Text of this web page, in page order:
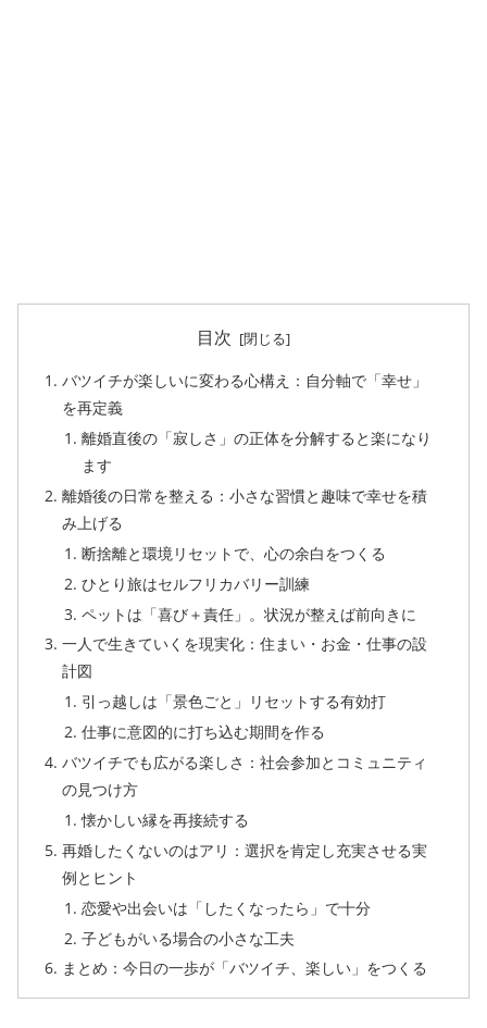
目次
バツイチが楽しいに変わる心構え：自分軸で「幸せ」
を再定義
離婚直後の「寂しさ」の正体を分解すると楽になり
ます
離婚後の日常を整える：小さな習慣と趣味で幸せを積
み上げる
断捨離と環境リセットで、心の余白をつくる
ひとり旅はセルフリカバリー訓練
ペットは「喜び＋責任」。状況が整えば前向きに
一人で生きていくを現実化：住まい・お金・仕事の設
計図
引っ越しは「景色ごと」リセットする有効打
仕事に意図的に打ち込む期間を作る
バツイチでも広がる楽しさ：社会参加とコミュニティ
の見つけ方
懐かしい縁を再接続する
再婚したくないのはアリ：選択を肯定し充実させる実
例とヒント
恋愛や出会いは「したくなったら」で十分
子どもがいる場合の小さな工夫
まとめ：今日の一歩が「バツイチ、楽しい」をつくる